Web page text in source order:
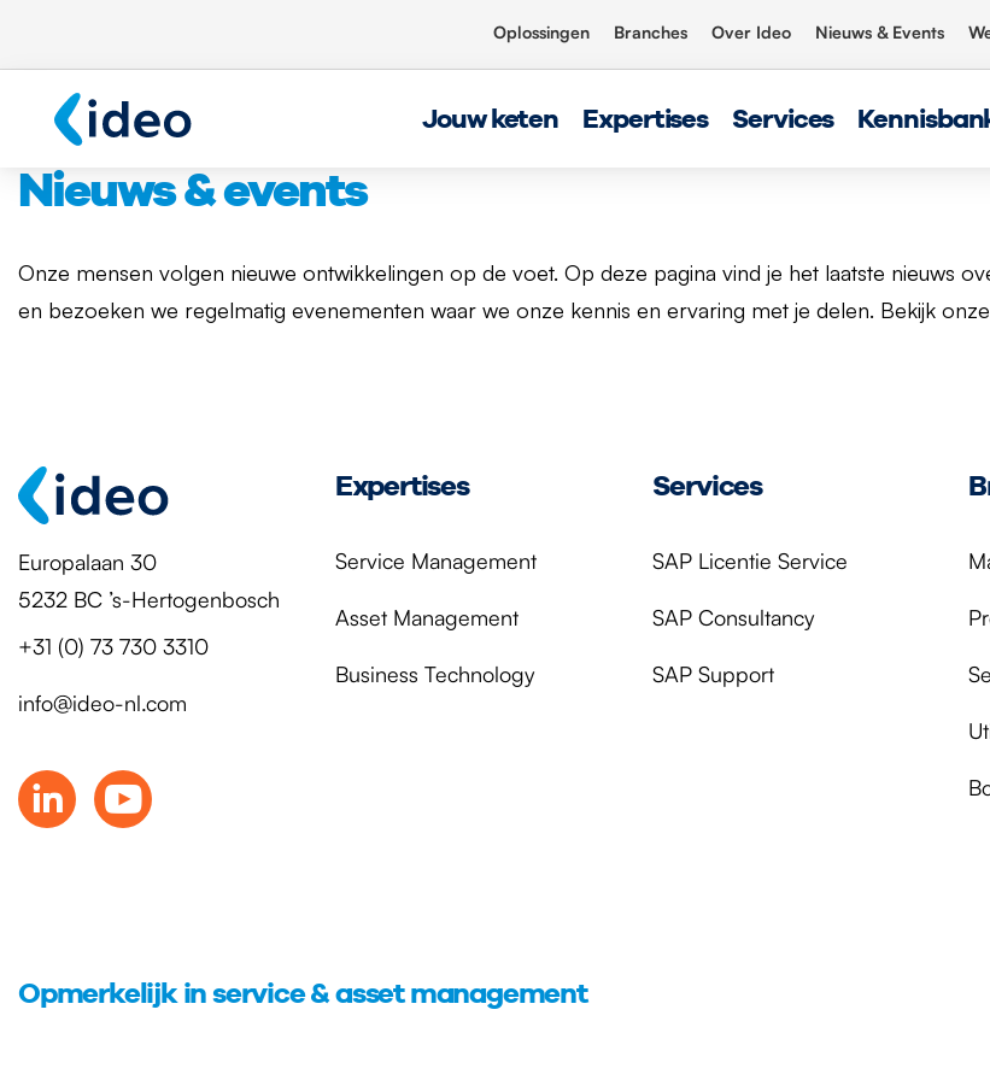
Oplossingen Branches Over Ideo Nieuws & Events
Jouw keten Expertises Services
Nieuws & events
Onze mensen volgen nieuwe ontwikkelingen op de voet. Op deze pagina vind je het laatste nieuws
en bezoeken we regelmatig evenementen waar we onze kennis en ervaring met je delen. Bekijk
Europalaan 30
5232 BC ’s-Hertogenbosch
+31 (0) 73 730 3310
info@ideo-nl.com
Expertises
Service Management
Asset Management
Business Technology
Services
SAP Licentie Service
SAP Consultancy
SAP Support
Opmerkelijk in service & asset management